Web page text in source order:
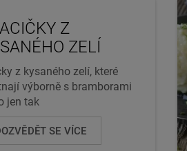
Z
ZELÍ
z kysaného zelí, které
výborně s bramborami
jen tak
SE VÍCE